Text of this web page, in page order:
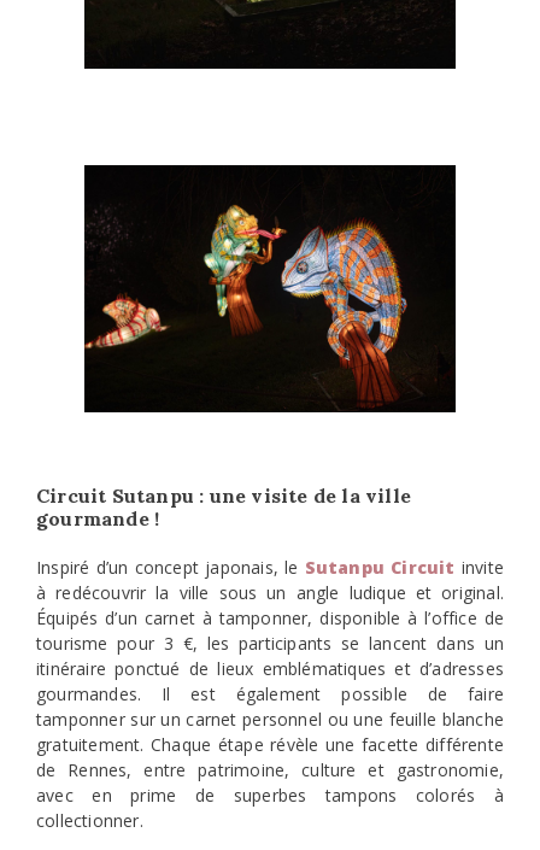
Circuit Sutanpu : une visite de la ville
gourmande !
Inspiré d’un concept japonais, le Sutanpu Circuit invite
à redécouvrir la ville sous un angle ludique et original.
Équipés d’un carnet à tamponner, disponible à l’office de
tourisme pour 3 €, les participants se lancent dans un
itinéraire ponctué de lieux emblématiques et d’adresses
gourmandes. Il est également possible de faire
tamponner sur un carnet personnel ou une feuille blanche
gratuitement. Chaque étape révèle une facette différente
de Rennes, entre patrimoine, culture et gastronomie,
avec en prime de superbes tampons colorés à
collectionner.